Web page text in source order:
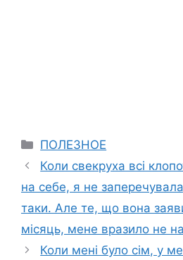
Categories
ПОЛЕЗНОЕ
Коли свекруха всі
на себе, я не
таки. Але те, що вона
місяць, мене вразило не
Коли мені було сім, у